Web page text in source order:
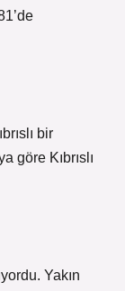
bir
göre Kıbrıslı
Yakın